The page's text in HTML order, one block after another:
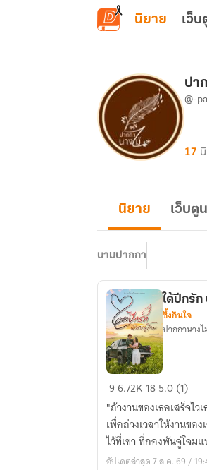
ข้ามไปยังเนื้อหาหลัก
นิยาย เว็บ
ปา
@-
17
นิยาย เว็บตูน
นามปากกา
ใต้
ปีก
รัก
นักรบ
จู่โจม
ใต้ปีกรัก
ซึ้งกินใจ
ปากกานาง
96.72K 185.0 (1)
"ถ้างานของเธอเสร็จไ
เพื่อถ่วงเวลาให้งานขอ
ไว้ที่เขา ที่กองพันจู่โจม
อัปเดตล่าสุด 7 ส.ค. 69 /